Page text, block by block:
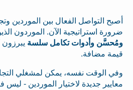
أصبح التواصل الفعال بين الموردين
ضرورة استراتيجية الآن. الموردون
ومُحسَّن وأدوات تكامل سلسة
قيمة مضافة.
وفي الوقت نفسه، يمكن لمشغلي
معايير جديدة لاختيار الموردين - ليس